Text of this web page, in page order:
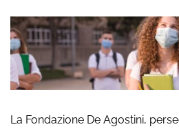
La Fondazione De Agostini,